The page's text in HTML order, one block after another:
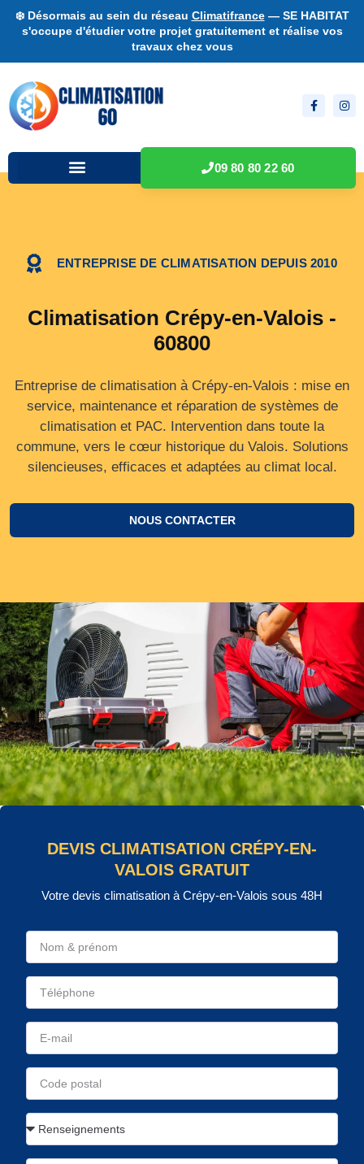
❄️ Désormais au sein du réseau Climatifrance— SE HABITAT
s'occupe d'étudier votre projet gratuitement et réalise vos
travaux chez vous
09 80 80 22 60
ENTREPRISE DE CLIMATISATION DEPUIS 2010
Climatisation Crépy-en-Valois -
60800
Entreprise de climatisation à Crépy-en-Valois : mise en
service, maintenance et réparation de systèmes de
climatisation et PAC. Intervention dans toute la
commune, vers le cœur historique du Valois. Solutions
silencieuses, efficaces et adaptées au climat local.
NOUS CONTACTER
DEVIS CLIMATISATION CRÉPY-EN-
VALOIS GRATUIT
Votre devis climatisation à Crépy-en-Valois sous 48H